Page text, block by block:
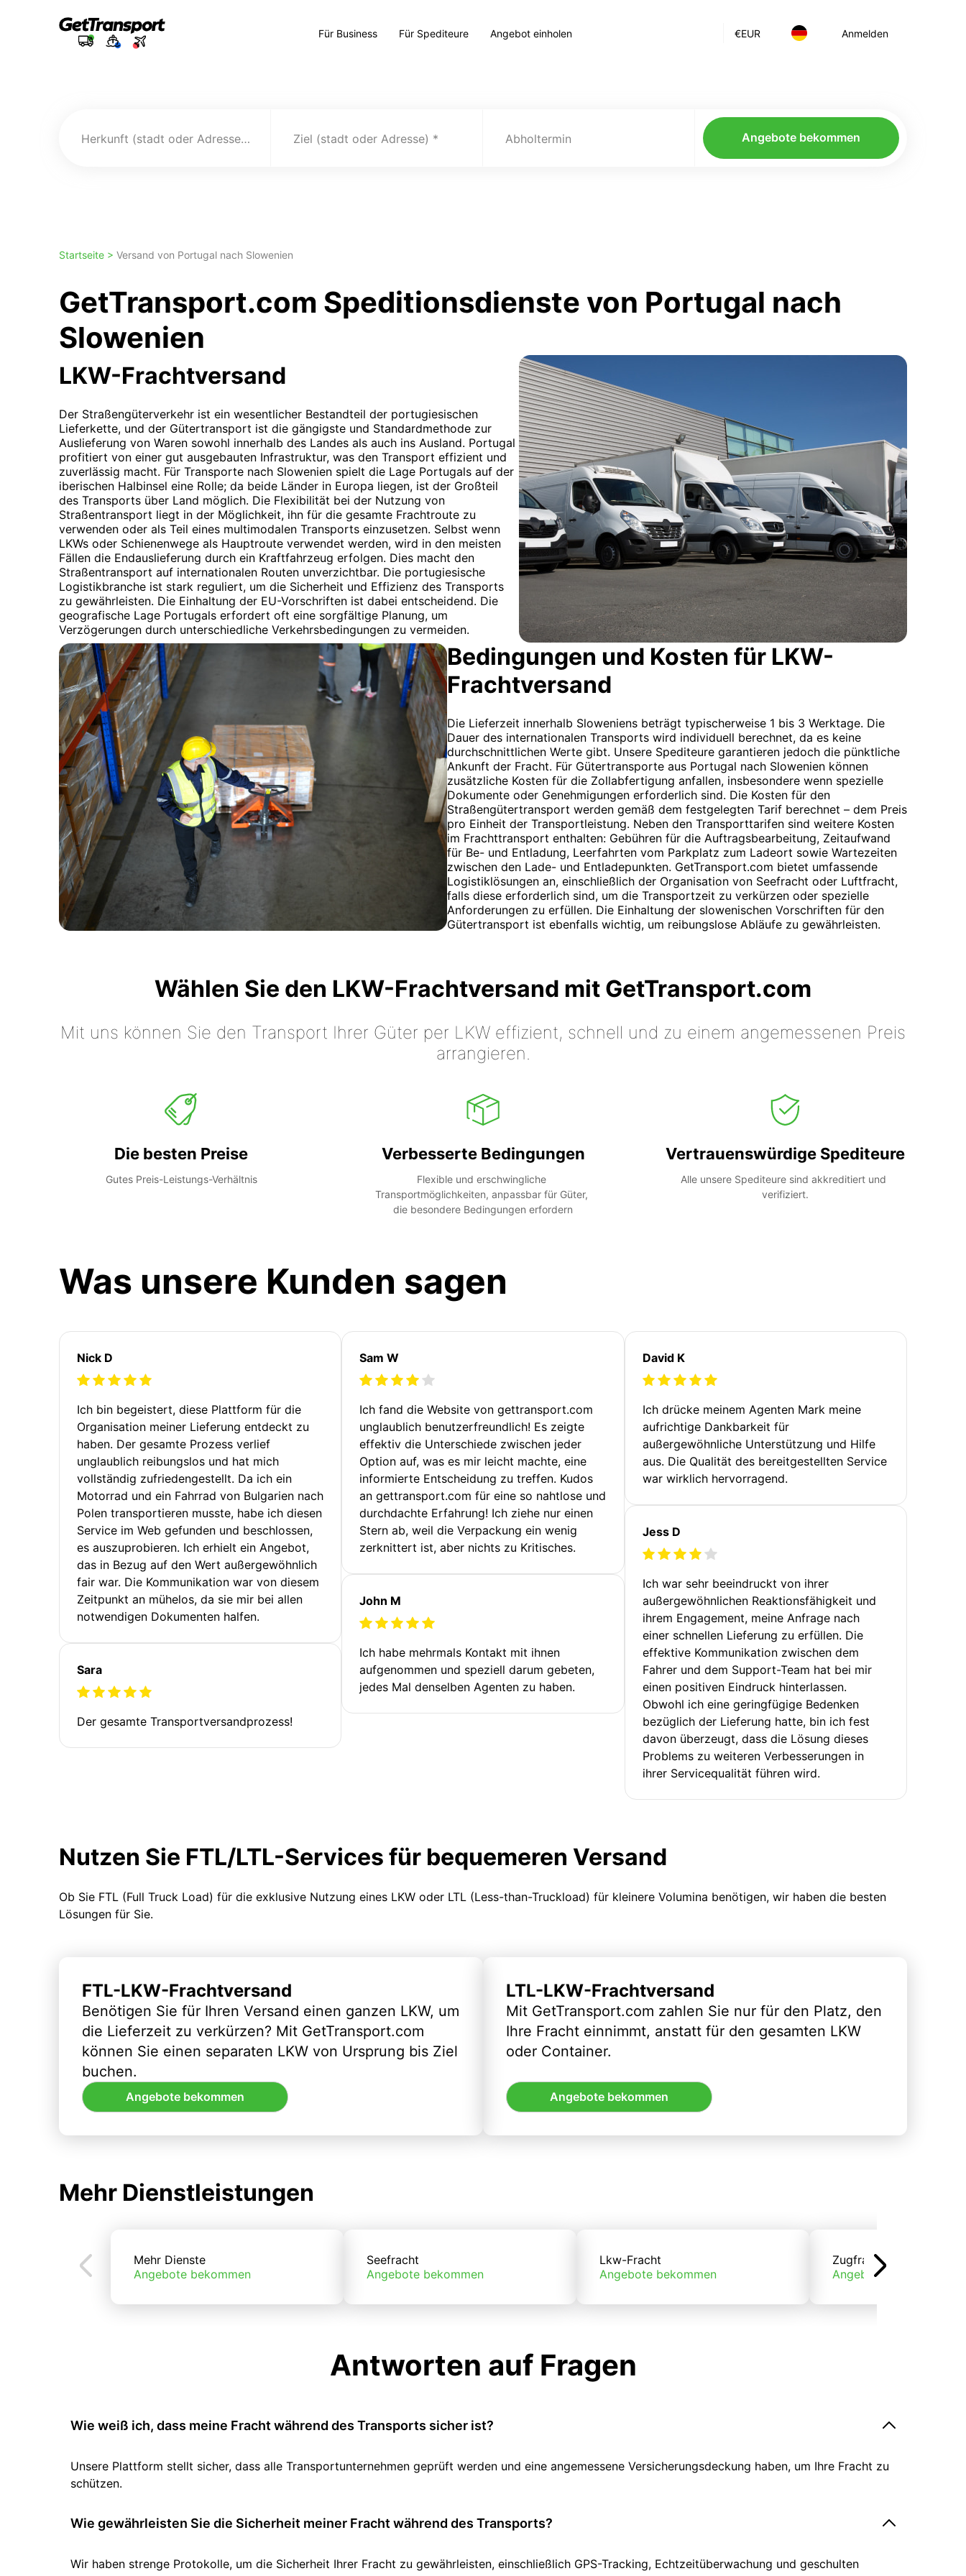
€EUR Anmelden
Für Business Für Spediteure Angebot einholen
Herkunft (stadt oder Adresse) Ziel (stadt oder Adresse) Abholtermin Angebote bekommen
Startseite > Versand von Portugal nach Slowenien
GetTransport.com Speditionsdienste von Portugal nach
Slowenien
LKW-Frachtversand
Der Straßengüterverkehr ist ein wesentlicher Bestandteil der portugiesischen
Lieferkette, und der Gütertransport ist die gängigste und Standardmethode zur
Auslieferung von Waren sowohl innerhalb des Landes als auch ins Ausland. Portugal
profitiert von einer gut ausgebauten Infrastruktur, was den Transport effizient und
zuverlässig macht. Für Transporte nach Slowenien spielt die Lage Portugals auf der
iberischen Halbinsel eine Rolle; da beide Länder in Europa liegen, ist der Großteil
des Transports über Land möglich. Die Flexibilität bei der Nutzung von
Straßentransport liegt in der Möglichkeit, ihn für die gesamte Frachtroute zu
verwenden oder als Teil eines multimodalen Transports einzusetzen. Selbst wenn
LKWs oder Schienenwege als Hauptroute verwendet werden, wird in den meisten
Fällen die Endauslieferung durch ein Kraftfahrzeug erfolgen. Dies macht den
Straßentransport auf internationalen Routen unverzichtbar. Die portugiesische
Logistikbranche ist stark reguliert, um die Sicherheit und Effizienz des Transports
zu gewährleisten. Die Einhaltung der EU-Vorschriften ist dabei entscheidend. Die
geografische Lage Portugals erfordert oft eine sorgfältige Planung, um
Verzögerungen durch unterschiedliche Verkehrsbedingungen zu vermeiden.
Bedingungen und Kosten für LKW-
Frachtversand
Die Lieferzeit innerhalb Sloweniens beträgt typischerweise 1 bis 3 Werktage. Die
Dauer des internationalen Transports wird individuell berechnet, da es keine
durchschnittlichen Werte gibt. Unsere Spediteure garantieren jedoch die pünktliche
Ankunft der Fracht. Für Gütertransporte aus Portugal nach Slowenien können
zusätzliche Kosten für die Zollabfertigung anfallen, insbesondere wenn spezielle
Dokumente oder Genehmigungen erforderlich sind. Die Kosten für den
Straßengütertransport werden gemäß dem festgelegten Tarif berechnet – dem Preis
pro Einheit der Transportleistung. Neben den Transporttarifen sind weitere Kosten
im Frachttransport enthalten: Gebühren für die Auftragsbearbeitung, Zeitaufwand
für Be- und Entladung, Leerfahrten vom Parkplatz zum Ladeort sowie Wartezeiten
zwischen den Lade- und Entladepunkten. GetTransport.com bietet umfassende
Logistiklösungen an, einschließlich der Organisation von Seefracht oder Luftfracht,
falls diese erforderlich sind, um die Transportzeit zu verkürzen oder spezielle
Anforderungen zu erfüllen. Die Einhaltung der slowenischen Vorschriften für den
Gütertransport ist ebenfalls wichtig, um reibungslose Abläufe zu gewährleisten.
Wählen Sie den LKW-Frachtversand mit GetTransport.com
Mit uns können Sie den Transport Ihrer Güter per LKW effizient, schnell und zu einem angemessenen Preis
arrangieren.
Die besten Preise
Gutes Preis-Leistungs-Verhältnis
Verbesserte Bedingungen
Flexible und erschwingliche
Transportmöglichkeiten, anpassbar für Güter,
die besondere Bedingungen erfordern
Vertrauenswürdige Spediteure
Alle unsere Spediteure sind akkreditiert und
verifiziert.
Was unsere Kunden sagen
Nick D
Ich bin begeistert, diese Plattform für die
Organisation meiner Lieferung entdeckt zu
haben. Der gesamte Prozess verlief
unglaublich reibungslos und hat mich
vollständig zufriedengestellt. Da ich ein
Motorrad und ein Fahrrad von Bulgarien nach
Polen transportieren musste, habe ich diesen
Service im Web gefunden und beschlossen,
es auszuprobieren. Ich erhielt ein Angebot,
das in Bezug auf den Wert außergewöhnlich
fair war. Die Kommunikation war von diesem
Zeitpunkt an mühelos, da sie mir bei allen
notwendigen Dokumenten halfen.
Sara
Der gesamte Transportversandprozess!
Sam W
Ich fand die Website von gettransport.com
unglaublich benutzerfreundlich! Es zeigte
effektiv die Unterschiede zwischen jeder
Option auf, was es mir leicht machte, eine
informierte Entscheidung zu treffen. Kudos
an gettransport.com für eine so nahtlose und
durchdachte Erfahrung! Ich ziehe nur einen
Stern ab, weil die Verpackung ein wenig
zerknittert ist, aber nichts zu Kritisches.
John M
Ich habe mehrmals Kontakt mit ihnen
aufgenommen und speziell darum gebeten,
jedes Mal denselben Agenten zu haben.
David K
Ich drücke meinem Agenten Mark meine
aufrichtige Dankbarkeit für
außergewöhnliche Unterstützung und Hilfe
aus. Die Qualität des bereitgestellten Service
war wirklich hervorragend.
Jess D
Ich war sehr beeindruckt von ihrer
außergewöhnlichen Reaktionsfähigkeit und
ihrem Engagement, meine Anfrage nach
einer schnellen Lieferung zu erfüllen. Die
effektive Kommunikation zwischen dem
Fahrer und dem Support-Team hat bei mir
einen positiven Eindruck hinterlassen.
Obwohl ich eine geringfügige Bedenken
bezüglich der Lieferung hatte, bin ich fest
davon überzeugt, dass die Lösung dieses
Problems zu weiteren Verbesserungen in
ihrer Servicequalität führen wird.
Nutzen Sie FTL/LTL-Services für bequemeren Versand
Ob Sie FTL (Full Truck Load) für die exklusive Nutzung eines LKW oder LTL (Less-than-Truckload) für kleinere Volumina benötigen, wir haben die besten
Lösungen für Sie.
FTL-LKW-Frachtversand
Benötigen Sie für Ihren Versand einen ganzen LKW, um
die Lieferzeit zu verkürzen? Mit GetTransport.com
können Sie einen separaten LKW von Ursprung bis Ziel
buchen.
Angebote bekommen
LTL-LKW-Frachtversand
Mit GetTransport.com zahlen Sie nur für den Platz, den
Ihre Fracht einnimmt, anstatt für den gesamten LKW
oder Container.
Angebote bekommen
Mehr Dienstleistungen
Mehr Dienste
Angebote bekommen
Seefracht
Angebote bekommen
Lkw-Fracht
Angebote bekommen
Zugfracht
Angebote bekommen
Antworten auf Fragen
Wie weiß ich, dass meine Fracht während des Transports sicher ist?
Unsere Plattform stellt sicher, dass alle Transportunternehmen geprüft werden und eine angemessene Versicherungsdeckung haben, um Ihre Fracht zu
schützen.
Wie gewährleisten Sie die Sicherheit meiner Fracht während des Transports?
Wir haben strenge Protokolle, um die Sicherheit Ihrer Fracht zu gewährleisten, einschließlich GPS-Tracking, Echtzeitüberwachung und geschulten